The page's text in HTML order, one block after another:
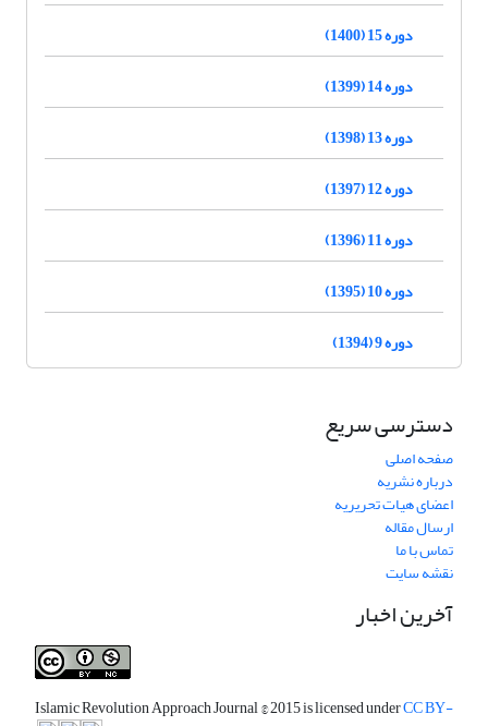
دوره 15 (1400)
دوره 14 (1399)
دوره 13 (1398)
دوره 12 (1397)
دوره 11 (1396)
دوره 10 (1395)
دوره 9 (1394)
دسترسی سریع
صفحه اصلی
درباره نشریه
اعضای هیات تحریریه
ارسال مقاله
تماس با ما
نقشه سایت
آخرین اخبار
Islamic Revolution Approach Journal© 2015 is licensed underCC BY-